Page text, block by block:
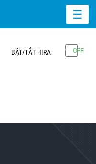
☰
BẬT/TẮT HIRA